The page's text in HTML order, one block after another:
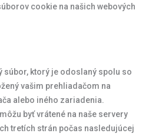
cookie na našich webových
súbor, ktorý je odoslaný spolu so
vašim prehliadačom na
alebo iného zariadenia.
byť vrátené na naše servery
tretích strán počas nasledujúcej